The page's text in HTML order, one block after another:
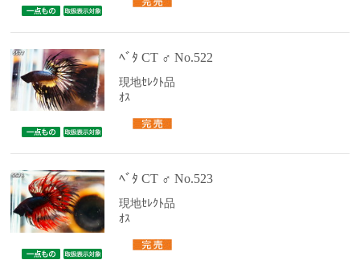
ﾍﾞﾀ CT ♂ No.522
現地ｾﾚｸﾄ品
ｵｽ
ﾍﾞﾀ CT ♂ No.523
現地ｾﾚｸﾄ品
ｵｽ